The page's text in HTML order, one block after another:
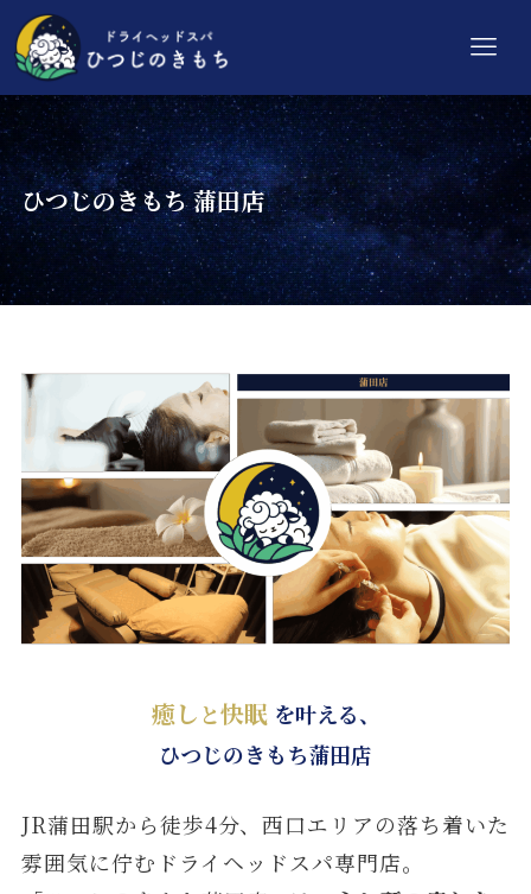
ひつじのきもち 蒲田店
癒し と快眠 を叶える、
ひつじのきもち蒲田店
JR蒲田駅から徒歩4分、西口エリアの落ち着いた
雰囲気に佇むドライヘッドスパ専門店。